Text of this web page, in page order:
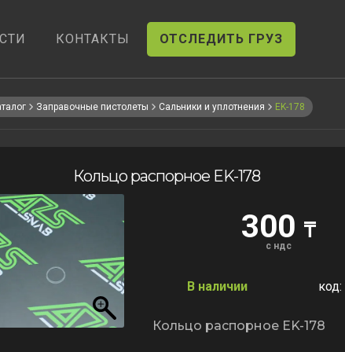
КОНТАКТЫ ОТСЛЕДИТЬ ГРУЗ
Заправочные пистолеты Сальники и уплотнения EK-178
Кольцо распорное EK-178
300 ₸
с ндс
В наличии код:
Кольцо распорное EK-178